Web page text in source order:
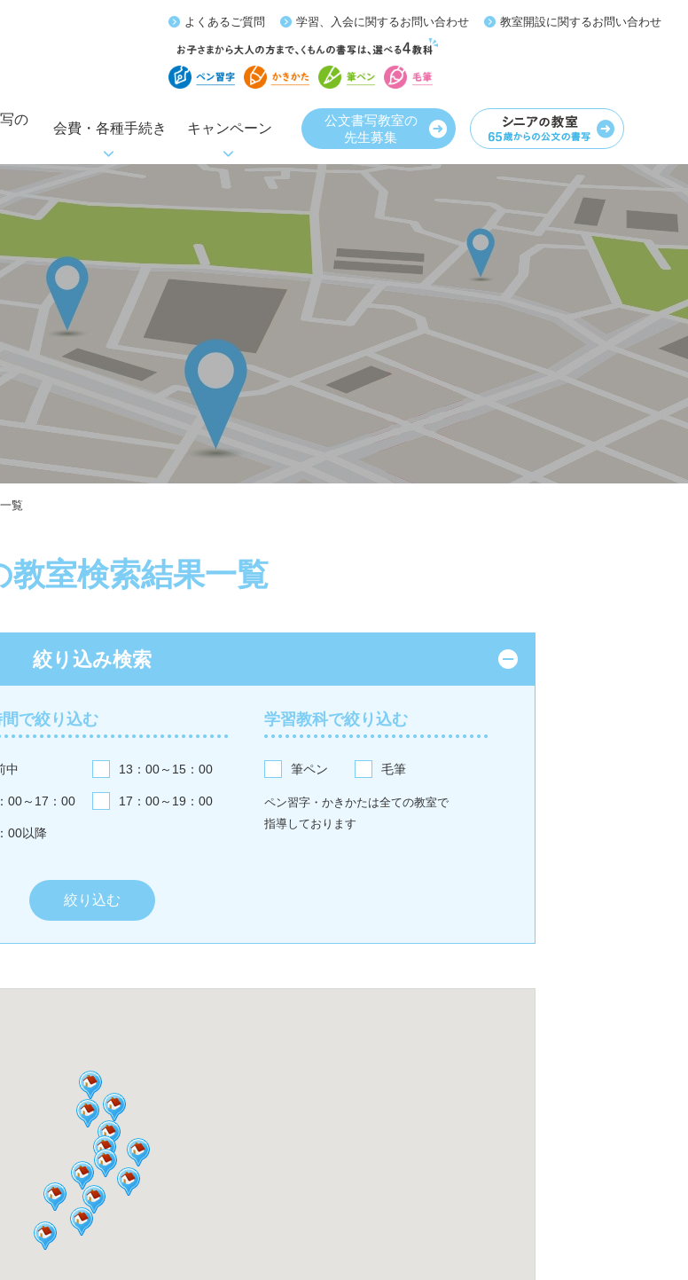
よくあるご質問 学習、入会に関するお問い合わせ 教室開設に関するお問い合わせ
の
会費・各種手続き キャンペーン
公文書写教室の
先生募集
覧
教室検索結果一覧
絞り込み検索
で絞り込む
中 13：00～15：00
00～17：00 17：00～19：00
00以降
学習教科で絞り込む
筆ペン 毛筆
ペン習字・かきかたは全ての教室で
指導しております